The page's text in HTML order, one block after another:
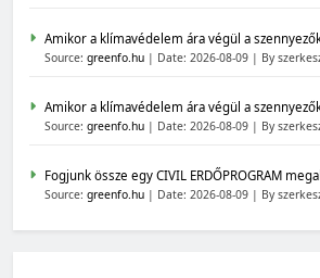
Amikor a klímavédelem ára végül a
Source: greenfo.hu Date: 2026-08-09 By
Amikor a klímavédelem ára végül a
Source: greenfo.hu Date: 2026-08-09 By
Fogjunk össze egy CIVIL ERDŐPROGRAM
Source: greenfo.hu Date: 2026-08-09 By